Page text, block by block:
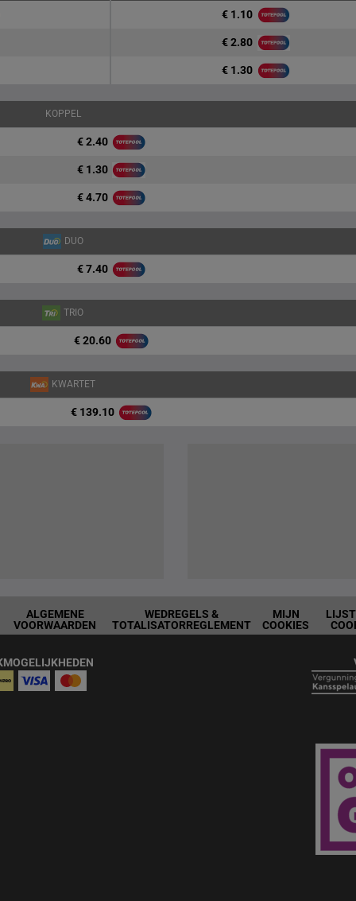
€ 1.10
€ 2.80
€ 1.30
KOPPEL
€ 2.40
€ 1.30
€ 4.70
DUO
€ 7.40
TRIO
€ 20.60
KWARTET
€ 139.10
ALGEMENE
VOORWAARDEN
WEDREGELS &
TOTALISATORREGLEMENT
MIJN
COOKIES